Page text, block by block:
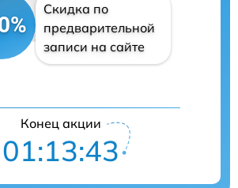
Скидка по
предварительной
записи на сайте
Конец акции
01:13:42